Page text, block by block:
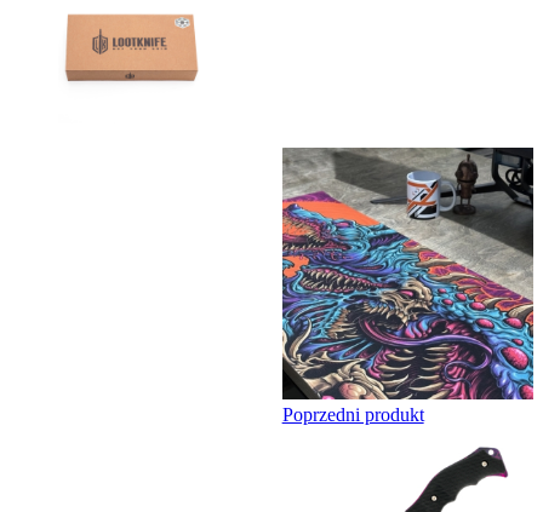
Poprzedni produkt